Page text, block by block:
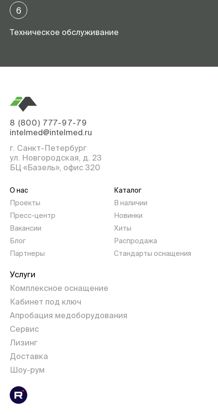
6
Техническое обслуживание
8 (800) 777-97-79
intelmed@intelmed.ru
г. Санкт-Петербург
ул. Новгородская, д. 23
БЦ «Базель», офис 320
О нас
Проекты
Пресс-центр
Вакансии
Блог
Партнеры
Каталог
В наличии
Новинки
Хиты
Распродажа
Стандарты оснащения
Услуги
Комплексное оснащение
Кабинет под ключ
Апробация медоборудования
Сервис
Лизинг
Доставка
Шоу-рум